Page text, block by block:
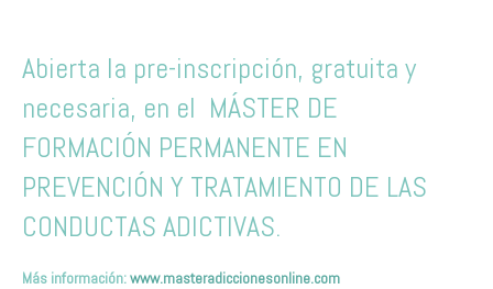
Abierta la pre-inscripción, gratuita y
necesaria, en el MÁSTER DE
FORMACIÓN PERMANENTE EN
PREVENCIÓN Y TRATAMIENTO DE LAS
CONDUCTAS ADICTIVAS.
Más información:www.masteradiccionesonline.com